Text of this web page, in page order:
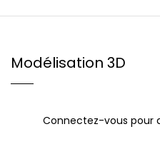
Modélisation 3D
Connectez-vous pour